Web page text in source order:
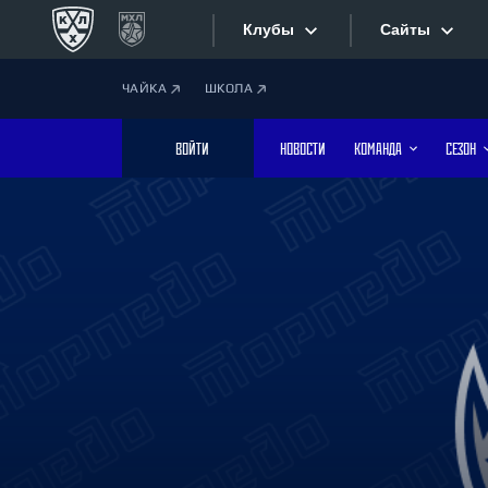
Клубы
Дивизион Боброва
Лада
Сайты
Текстовые
Фотобанк
ЧАЙКА ШКОЛА
ВОЙТИ НОВОСТИ КОМАНДА СЕЗОН